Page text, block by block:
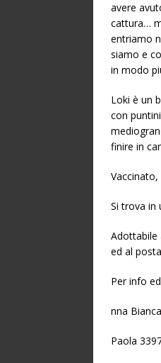
avere
cattura…
entriamo
siamo e
in modo
Loki è un
con
finire in
Si trova in
Adottabile
ed al
Per info
nna
Paola